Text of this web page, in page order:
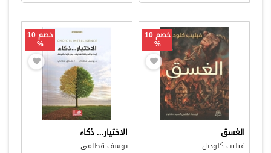
خصم 10
%
الغسق
فيليب كلوديل
خصم 10
%
الاختيار... ذكاء
يوسف قطامي